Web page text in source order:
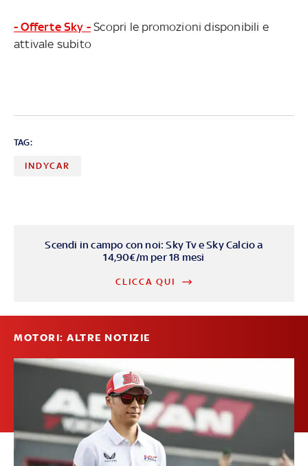
- Offerte Sky - Scopri le promozioni disponibili e
attivale subito
TAG:
INDYCAR
Scendi in campo con noi: Sky Tv e Sky Calcio a
14,90€/m per 18 mesi
CLICCA QUI
MOTORI: ALTRE NOTIZIE